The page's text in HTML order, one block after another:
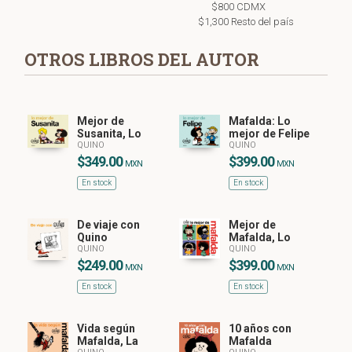
$800 CDMX
$1,300 Resto del país
OTROS LIBROS DEL AUTOR
Mejor de
Susanita, Lo
QUINO
$349.00 MXN
En stock
Mafalda: Lo
mejor de Felipe
QUINO
$399.00 MXN
En stock
De viaje con
Quino
QUINO
$249.00 MXN
En stock
Mejor de
Mafalda, Lo
QUINO
$399.00 MXN
En stock
Vida según
Mafalda, La
10 años con
Mafalda